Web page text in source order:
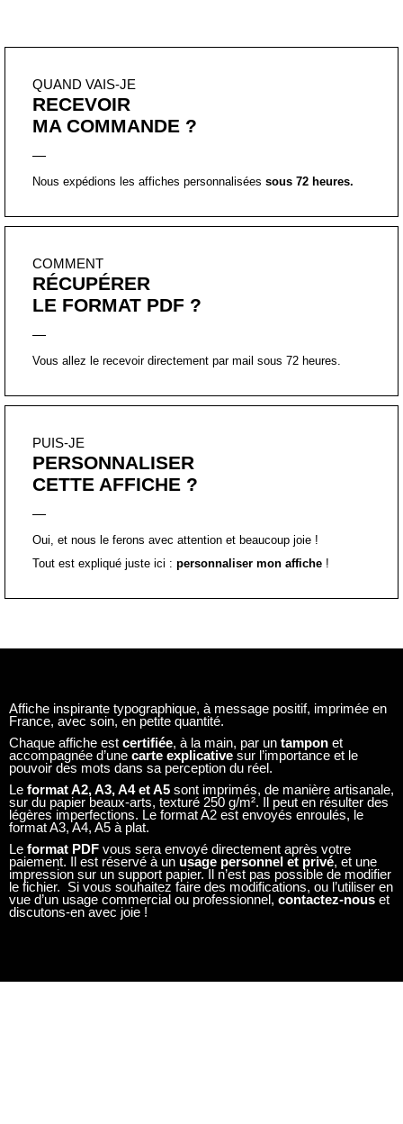
QUAND VAIS-JE
RECEVOIR
MA COMMANDE ?
Nous expédions les affiches personnalisées sous 72 heures.
COMMENT
RÉCUPÉRER
LE FORMAT PDF ?
Vous allez le recevoir directement par mail sous 72 heures.
PUIS-JE
PERSONNALISER
CETTE AFFICHE ?
Oui, et nous le ferons avec attention et beaucoup joie !
Tout est expliqué juste ici : personnaliser mon affiche !
Affiche inspirante typographique, à message positif, imprimée en
France, avec soin, en petite quantité.
Chaque affiche est certifiée, à la main, par un tampon et
accompagnée d’une carte explicative sur l’importance et le
pouvoir des mots dans sa perception du réel.
Le format A2, A3, A4 et A5 sont imprimés, de manière artisanale,
sur du papier beaux-arts, texturé 250 g/m². Il peut en résulter des
légères imperfections. Le format A2 est envoyés enroulés, le
format A3, A4, A5 à plat.
Le format PDF vous sera envoyé directement après votre
paiement. Il est réservé à un usage personnel et privé, et une
impression sur un support papier. Il n’est pas possible de modifier
le fichier. Si vous souhaitez faire des modifications, ou l’utiliser en
vue d’un usage commercial ou professionnel, contactez-nous et
discutons-en avec joie !